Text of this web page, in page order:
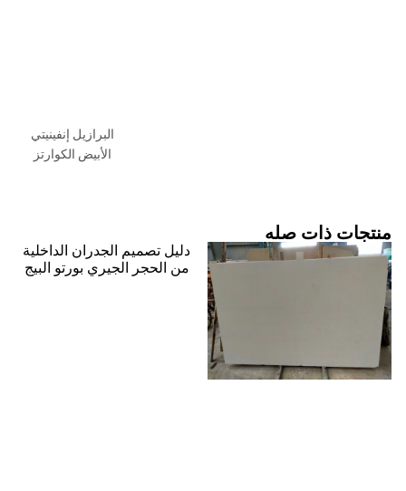
البرازيل إنفينيتي
الأبيض الكوارتز
منتجات ذات صله
دليل تصميم الجدران الداخلية
من الحجر الجيري بورتو البيج